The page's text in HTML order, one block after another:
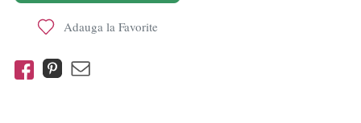
Adauga la Favorite